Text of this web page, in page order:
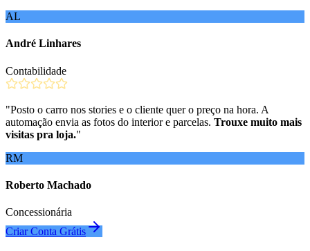
AL
André Linhares
Contabilidade
"Posto o carro nos stories e o cliente quer o preço na hora. A
automação envia as fotos do interior e parcelas. Trouxe muito mais
visitas pra loja."
RM
Roberto Machado
Concessionária
Criar Conta Grátis